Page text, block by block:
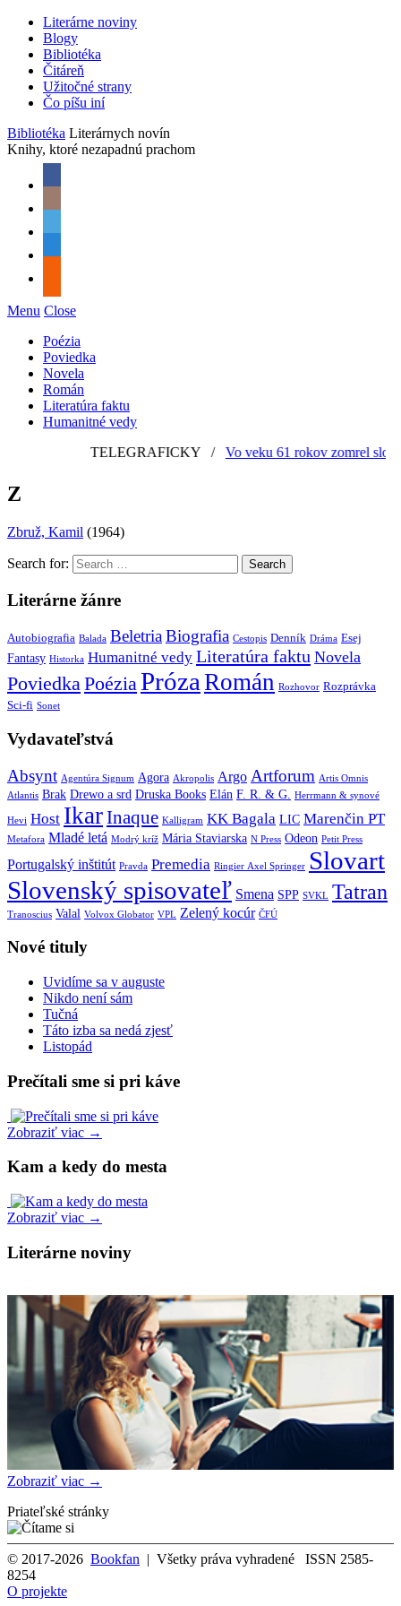
Literárne noviny
Blogy
Bibliotéka
Čitáreň
Užitočné strany
Čo píšu iní
Bibliotéka Literárnych novín
Knihy, ktoré nezapadnú prachom
Menu Close
Poézia
Poviedka
Novela
Román
Literatúra faktu
Humanitné vedy
TELEGRAFICKY/Vo veku 61 rokov zomrel
Z
Zbruž, Kamil (1964)
Search for:
Literárne žánre
Autobiografia Balada BeletriaBiografia Cestopis Denník Dráma Esej
Fantasy Historka Humanitné vedy Literatúra faktu Novela
PoviedkaPoéziaPróza Román Rozhovor Rozprávka
Sci-fi Sonet
Vydavateľstvá
Absynt Agentúra Signum Agora Akropolis Argo Artforum Artis Omnis
Atlantis Brak Drewo a srd Druska Books Elán F. R. & G. Herrmann & synové
Hevi Host IkarInaque Kalligram KK Bagala LIC Marenčin PT
Metafora Mladé letá Modrý kríž Mária Staviarska N Press Odeon Petit Press
Portugalský inštitút Pravda Premedia Ringier Axel Springer Slovart
Slovenský spisovateľ Smena SPP SVKL Tatran
Tranoscius Valal Volvox Globator VPL Zelený kocúr ČFÚ
Nové tituly
Uvidíme sa v auguste
Nikdo není sám
Tučná
Táto izba sa nedá zjesť
Listopád
Prečítali sme si pri káve
Zobraziť viac →
Kam a kedy do mesta
Zobraziť viac →
Literárne noviny
Zobraziť viac →
Priateľské stránky
© 2017-2026 Bookfan | Všetky práva vyhradené ISSN 2585-
8254
O projekte